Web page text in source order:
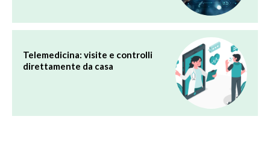
Telemedicina: visite e controlli
direttamente da casa